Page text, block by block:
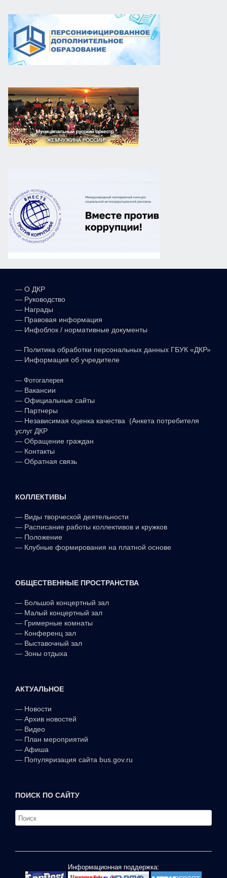
— О ДКР
— Руководство
— Награды
— Правовая информация
— Инфоблок / нормативные документы
— Политика обработки персональных данных ГБУК «ДКР»
— Информация об учредителе
— Фотогалерея
— Вакансии
— Официальные сайты
— Партнеры
— Независимая оценка качества (Анкета потребителя
услуг ДКР
— Обращение граждан
— Контакты
— Обратная связь
КОЛЛЕКТИВЫ
— Виды творческой деятельности
— Расписание работы коллективов и кружков
— Положение
— Клубные формирования на платной основе
ОБЩЕСТВЕННЫЕ ПРОСТРАНСТВА
— Большой концертный зал
— Малый концертный зал
— Гримерные комнаты
— Конференц зал
— Выставочный зал
— Зоны отдыха
АКТУАЛЬНОЕ
— Новости
— Архив новостей
— Видео
— План мероприятий
— Афиша
— Популяризация сайта bus.gov.ru
ПОИСК ПО САЙТУ
Информационная поддержка: